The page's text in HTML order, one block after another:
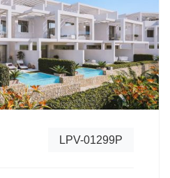
LPV-01299P